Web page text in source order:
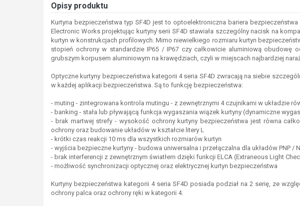
Opisy produktu
Kurtyna bezpieczeństwa typ SF4D jest to optoelektroniczna bariera
Electronic Works projektując kurtyny serii SF4D stawiała szczególny nacisk na
kurtyn w konstrukcjach profilowych. Mimo niewielkiego rozmiaru kurtyn
stopień ochrony w standardzie IP65 / IP67 czy całkowicie aluminiową obudowę
grubszym korpusem aluminiowym na krawędziach, czyli w miejscach najbardziej
Optyczne kurtyny bezpieczeństwa kategorii 4 seria SF4D zwracają na siebie
w każdej aplikacji bezpieczeństwa. Są to funkcję bezpieczeństwa:
- muting - zintegrowana kontrola mutingu - z zewnętrznymi 4 czujnikami w układzie
- banking - stała lub pływającą funkcja wygaszania wiązek kurtyny (dynamiczne
- brak martwej strefy - wysokość ochrony kurtyny bezpieczeństwa jest równa
ochrony oraz budowanie układów w kształcie litery L
- krótki czas reakcji 10 ms dla wszystkich rozmiarów kurtyn
- wyjścia bezpieczne kurtyny - budowa uniwersalna i przełączalna dla układów PNP /
- brak interferencji z zewnętrznym światłem dzięki funkcji ELCA (Extraneous Light
- możliwość synchronizacji optycznej oraz elektrycznej kurtyn bezpieczeństwa
Kurtyny bezpieczeństwa kategorii 4 seria SF4D posiada podział na 2 serię, ze
ochrony palca oraz ochrony ręki w kategorii 4.